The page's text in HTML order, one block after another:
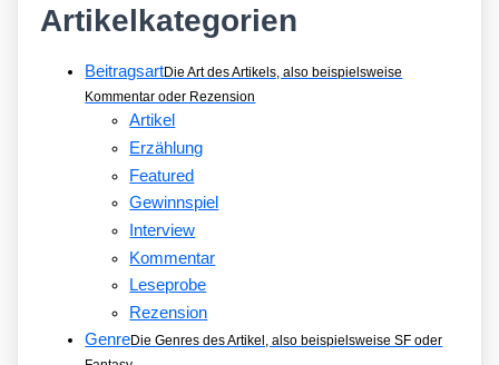
Artikelkategorien
BeitragsartDie Art des Artikels, also beispielsweise
Kommentar oder Rezension
Artikel
Erzählung
Featured
Gewinnspiel
Interview
Kommentar
Leseprobe
Rezension
GenreDie Genres des Artikel, also beispielsweise SF oder